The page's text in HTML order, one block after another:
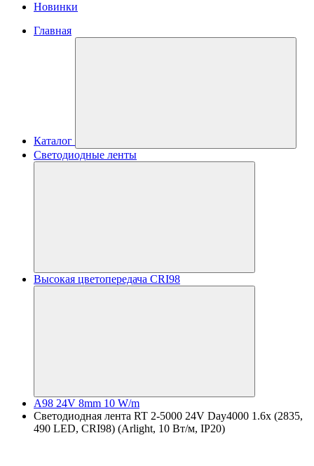
Новинки
Главная
Каталог
Светодиодные ленты
Высокая цветопередача CRI98
A98 24V 8mm 10 W/m
Светодиодная лента RT 2-5000 24V Day4000 1.6x (2835,
490 LED, CRI98) (Arlight, 10 Вт/м, IP20)